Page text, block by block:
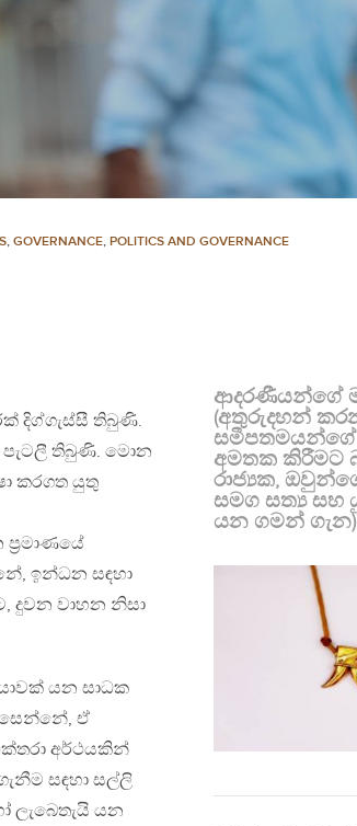
, GOVERNANCE, POLITICS AND GOVERNANCE
දිග්ගැස්සී තිබුණි.
පැටලී තිබුණි. මොන
කරගත යුතු
ඉන්ධන සඳහා
දුවන වාහන නිසා
යන සාධක
ඒ
අර්ථයකින්
සඳහා සල්ලි
ලැබෙතැයි යන
ආදරණීයන්ගේ
(අතුරුදහන්
අමතක කිරීමට
රාජ්‍යක,
සමග සත්‍ය සහ
යන ගමන් ගැන)